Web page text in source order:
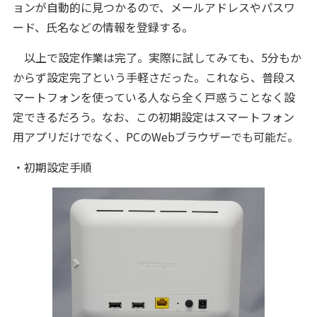
ョンが自動的に見つかるので、メールアドレスやパスワ
ード、氏名などの情報を登録する。
以上で設定作業は完了。実際に試してみても、5分もか
からず設定完了という手軽さだった。これなら、普段ス
マートフォンを使っている人なら全く戸惑うことなく設
定できるだろう。なお、この初期設定はスマートフォン
用アプリだけでなく、PCのWebブラウザーでも可能だ。
・初期設定手順